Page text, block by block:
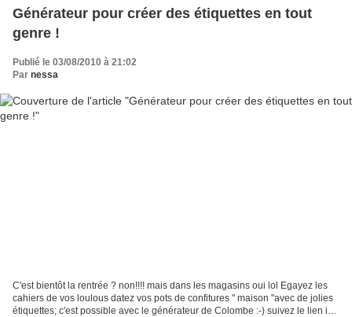
Générateur pour créer des étiquettes en tout
genre !
Publié le 03/08/2010 à 21:02
Par nessa
C'est bientôt la rentrée ? non!!!! mais dans les magasins oui lol Egayez les
cahiers de vos loulous datez vos pots de confitures " maison "avec de jolies
étiquettes; c'est possible avec le générateur de Colombe :-) suivez le lien ici